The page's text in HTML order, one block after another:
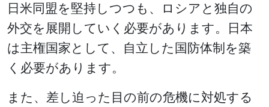
日米同盟を堅持しつつも、ロシアと独自の
外交を展開していく必要があります。日本
は主権国家として、自立した国防体制を築
く必要があります。
また、差し迫った目の前の危機に対処する